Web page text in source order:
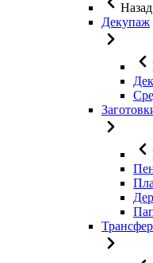
Назад
Декупаж
Трансфер